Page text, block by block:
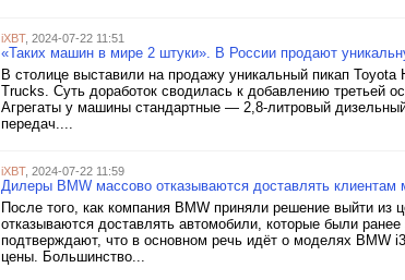
iXBT, 2024-07-22 11:51
«Таких машин в мире 2 штуки». В России продают
В столице выставили на продажу уникальный пикап
Trucks. Суть доработок сводилась к добавлению третьей
Агрегаты у машины стандартные — 2,8-литровый
передач....
iXBT, 2024-07-22 11:59
Дилеры BMW массово отказываются доставлять
После того, как компания BMW приняли решение выйти
отказываются доставлять автомобили, которые были
подтверждают, что в основном речь идёт о моделях BMW
цены. Большинство...